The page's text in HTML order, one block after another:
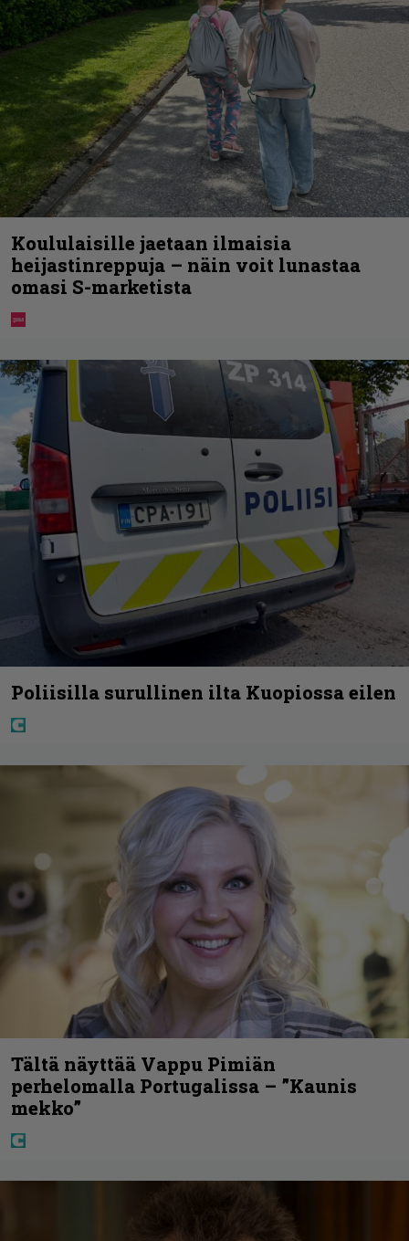
Koululaisille jaetaan ilmaisia
heijastinreppuja – näin voit lunastaa
omasi S-marketista
Poliisilla surullinen ilta Kuopiossa eilen
Tältä näyttää Vappu Pimiän
perhelomalla Portugalissa – ”Kaunis
mekko”